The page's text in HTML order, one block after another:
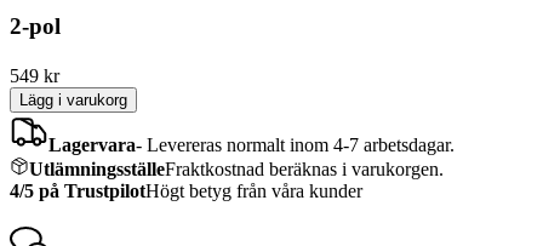
2-pol
549 kr
Lägg i varukorg
Lagervara- Levereras normalt inom 4-7 arbetsdagar.
UtlämningsställeFraktkostnad beräknas i varukorgen.
4/5 på TrustpilotHögt betyg från våra kunder